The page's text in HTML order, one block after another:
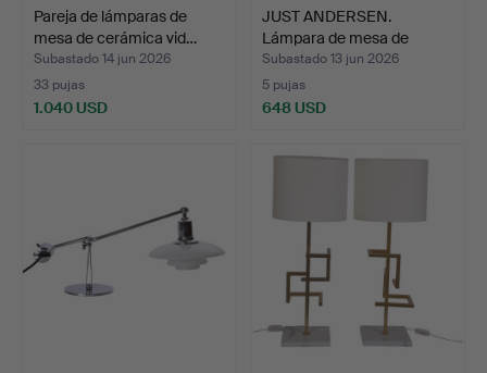
Pareja de lámparas de
mesa de cerámica vid…
Subastado 14 jun 2026
33 pujas
1.040 USD
JUST ANDERSEN.
Lámpara de mesa de
bronce, …
Subastado 13 jun 2026
5 pujas
648 USD